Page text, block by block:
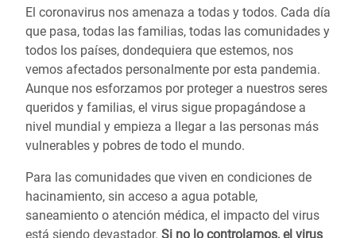
El coronavirus nos amenaza a todas y todos. Cada día
que pasa, todas las familias, todas las comunidades y
todos los países, dondequiera que estemos, nos
vemos afectados personalmente por esta pandemia.
Aunque nos esforzamos por proteger a nuestros seres
queridos y familias, el virus sigue propagándose a
nivel mundial y empieza a llegar a las personas más
vulnerables y pobres de todo el mundo.
Para las comunidades que viven en condiciones de
hacinamiento, sin acceso a agua potable,
saneamiento o atención médica, el impacto del virus
está siendo devastador. Si no lo controlamos, el virus